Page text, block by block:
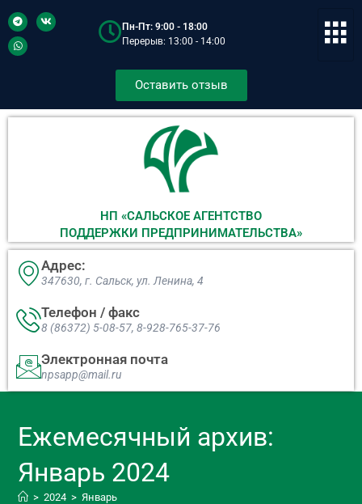
Пн-Пт: 9:00 - 18:00
Перерыв: 13:00 - 14:00
Оставить отзыв
НП «САЛЬСКОЕ АГЕНТСТВО
ПОДДЕРЖКИ ПРЕДПРИНИМАТЕЛЬСТВА»
Адрес:
347630, г. Сальск, ул. Ленина, 4​
Телефон / факс
8 (86372) 5-08-57, 8-928-765-37-76
Электронная почта
npsapp@mail.ru
Ежемесячный архив:
Январь 2024
> 2024 > Январь